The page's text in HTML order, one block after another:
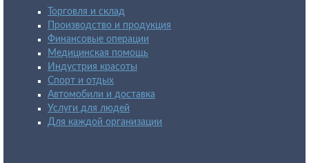
Торговля и склад
Производство и продукция
Финансовые операции
Медицинская помощь
Индустрия красоты
Спорт и отдых
Автомобили и доставка
Услуги для людей
Для каждой организации